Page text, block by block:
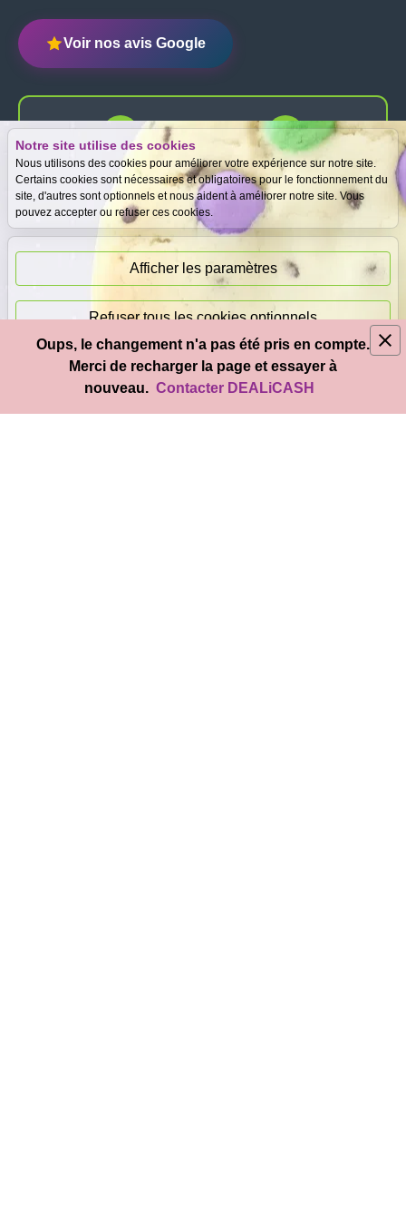
Notre site utilise des cookies
Nous utilisons des cookies pour améliorer votre expérience sur notre site.
Certains cookies sont nécessaires et obligatoires pour le fonctionnement du
site, d'autres sont optionnels et nous aident à améliorer notre site. Vous
pouvez accepter ou refuser ces cookies.
Afficher les paramètres
Refuser tous les cookies optionnels
Accepter tous les cookies
Voir nos avis Google
Expertise
gratuite
Meilleurs prix
garantis
Paiement
immédiat
© 2026 DEALiCASH- Tous droits réservés
Oups, le changement n'a pas été pris en compte.
Merci de recharger la page et essayer à
nouveau. Contacter DEALiCASH